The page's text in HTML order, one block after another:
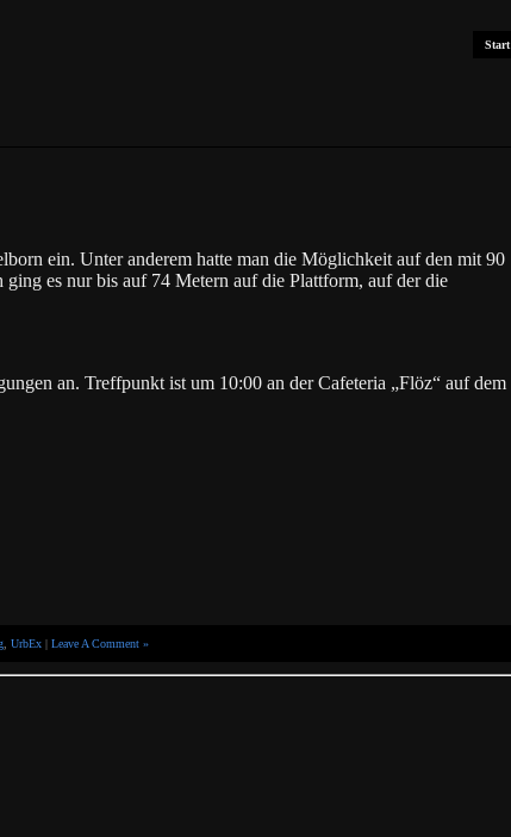
Start
ein. Unter anderem hatte man die Möglichkeit auf den mit 90
es nur bis auf 74 Metern auf die Plattform, auf der die
an. Treffpunkt ist um 10:00 an der Cafeteria „Flöz“ auf dem
UrbEx | Leave A Comment »